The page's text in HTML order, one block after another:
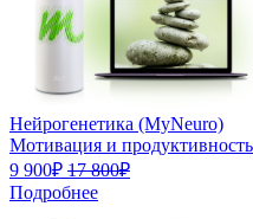
Нейрогенетика (MyNeuro)
Мотивация и продуктивность
9 900₽ 17 800₽
Подробнее